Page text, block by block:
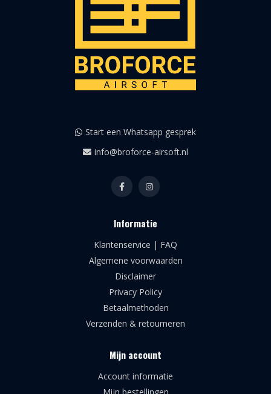
Start een Whatsapp gesprek
info@broforce-airsoft.nl
Informatie
Klantenservice | FAQ
Algemene voorwaarden
Disclaimer
Privacy Policy
Betaalmethoden
Verzenden & retourneren
Mijn account
Account informatie